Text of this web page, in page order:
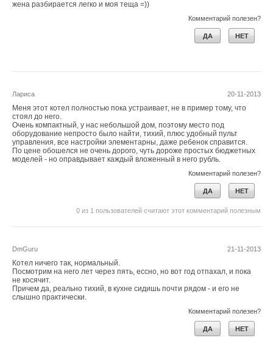
жена разбирается легко и моя теща =))
Комментарий полезен?
ДА НЕТ
20-11-2013
Лариса
Меня этот котел полностью пока устраивает, не в пример тому, что
стоял до него.
Очень компактный, у нас небольшой дом, поэтому место под
оборудование непросто было найти, тихий, плюс удобный пульт
управления, все настройки элементарны, даже ребенок справится.
По цене обошелся не очень дорого, чуть дороже простых бюджетных
моделей - но оправдывает каждый вложенный в него рубль.
Комментарий полезен?
ДА НЕТ
0 из 1 пользователей считают этот комментарий полезным
21-11-2013
DmGuru
Котел ничего так, нормальный.
Посмотрим на него лет через пять, ессно, но вот год отпахал, и пока
не косячит.
Причем да, реально тихий, в кухне сидишь почти рядом - и его не
слышно практически.
Комментарий полезен?
ДА НЕТ